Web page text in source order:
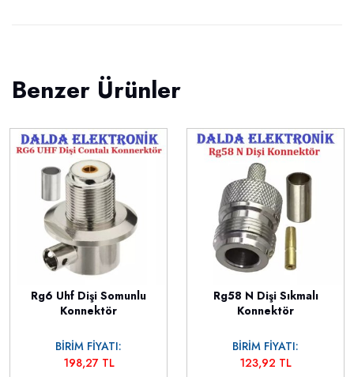
Benzer Ürünler
Rg6 Uhf Dişi Somunlu
Konnektör
BİRİM FİYATI:
198,27 TL
Rg58 N Dişi Sıkmalı
Konnektör
BİRİM FİYATI:
123,92 TL